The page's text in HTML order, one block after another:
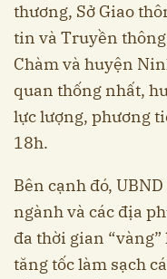
thương, Sở Giao
tin và Truyền
Chàm và huyện
quan thống nhất,
lực lượng, phương
18h.
Bên cạnh đó,
ngành và các địa
đa thời gian
tăng tốc làm sạch